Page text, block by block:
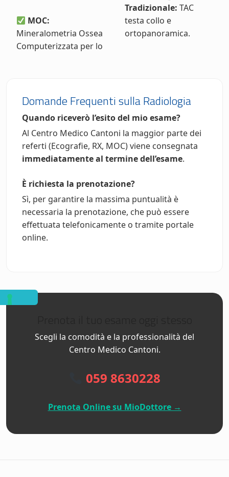
MOC:
Mineralometria Ossea
Computerizzata per lo
Tradizionale: TAC
testa collo e
ortopanoramica.
Domande Frequenti sulla Radiologia
Quando riceverò l’esito del mio esame?
Al Centro Medico Cantoni la maggior parte dei
referti (Ecografie, RX, MOC) viene consegnata
immediatamente al termine dell’esame.
È richiesta la prenotazione?
Sì, per garantire la massima puntualità è
necessaria la prenotazione, che può essere
effettuata telefonicamente o tramite portale
online.
Scegli la comodità e la professionalità del
Centro Medico Cantoni.
059 8630228
Prenota Online su MioDottore →